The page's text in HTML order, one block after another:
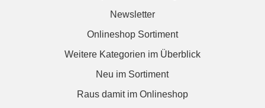
Newsletter
Onlineshop Sortiment
Weitere Kategorien im Überblick
Neu im Sortiment
Raus damit im Onlineshop